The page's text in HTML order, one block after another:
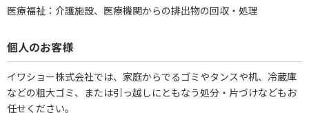
医療福祉：介護施設、医療機関からの排出物の回収・処理
個人のお客様
イワショー株式会社では、家庭からでるゴミやタンスや机、冷蔵庫
などの粗大ゴミ、または引っ越しにともなう処分・片づけなどもお
任せください。